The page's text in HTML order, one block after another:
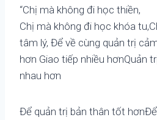
“Chị mà không đi học thiền,
Chị mà không đi học khóa
tâm lý, Để về cùng quản trị
hơn Giao tiếp nhiều hơnQuản
nhau hơn
Để quản trị bản thân tốt